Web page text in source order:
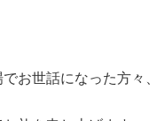
お世話になった方々、